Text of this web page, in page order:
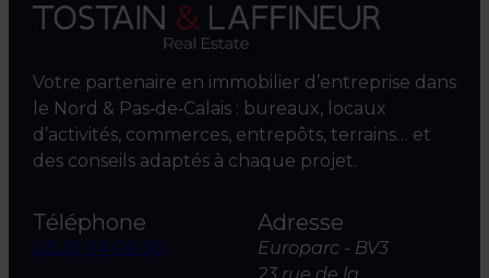
Votre partenaire en immobilier d’entreprise dans
le Nord & Pas‑de‑Calais : bureaux, locaux
d’activités, commerces, entrepôts, terrains… et
des conseils adaptés à chaque projet.
Téléphone
03 20 04 06 00
Adresse
Europarc - BV3